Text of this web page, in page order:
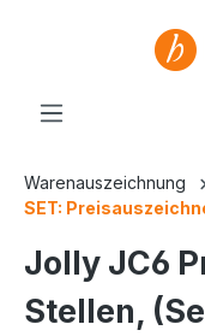
Warenauszeichnung
SET:
Jolly JC6
Stellen,